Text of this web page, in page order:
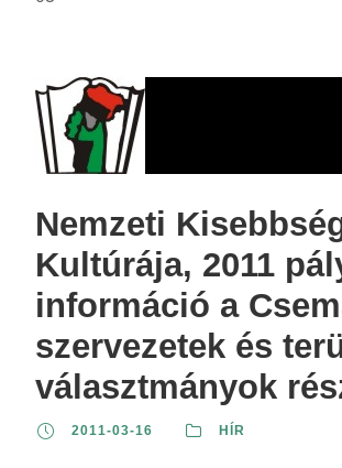
Nemzeti
Kultúrája, 2011
információ a
szervezetek és
választmányok
2011-03-16 HÍR